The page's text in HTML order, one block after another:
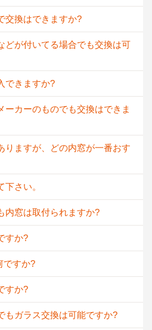
交換はできますか?
どが付いてる場合でも交換は可
できますか?
ーカーのものでも交換はできま
りますが、どの内窓が一番おす
さい。
内窓は取付られますか?
すか?
ですか?
すか?
もガラス交換は可能ですか?